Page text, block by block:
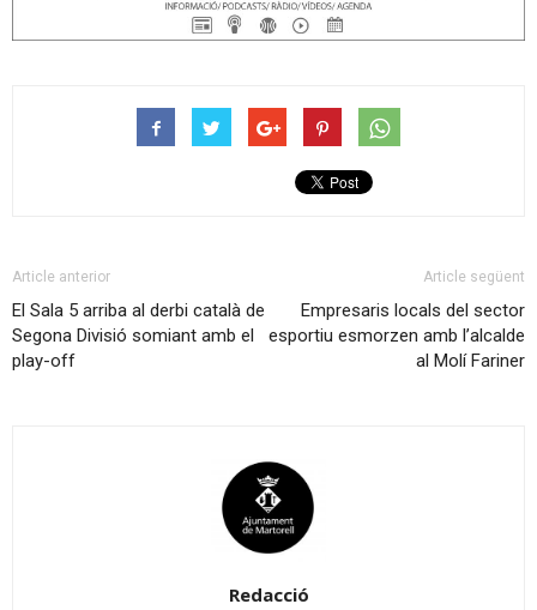
Article anterior
El Sala 5 arriba al derbi català de
Segona Divisió somiant amb el
play-off
Article següent
Empresaris locals del sector
esportiu esmorzen amb l’alcalde
al Molí Fariner
Redacció